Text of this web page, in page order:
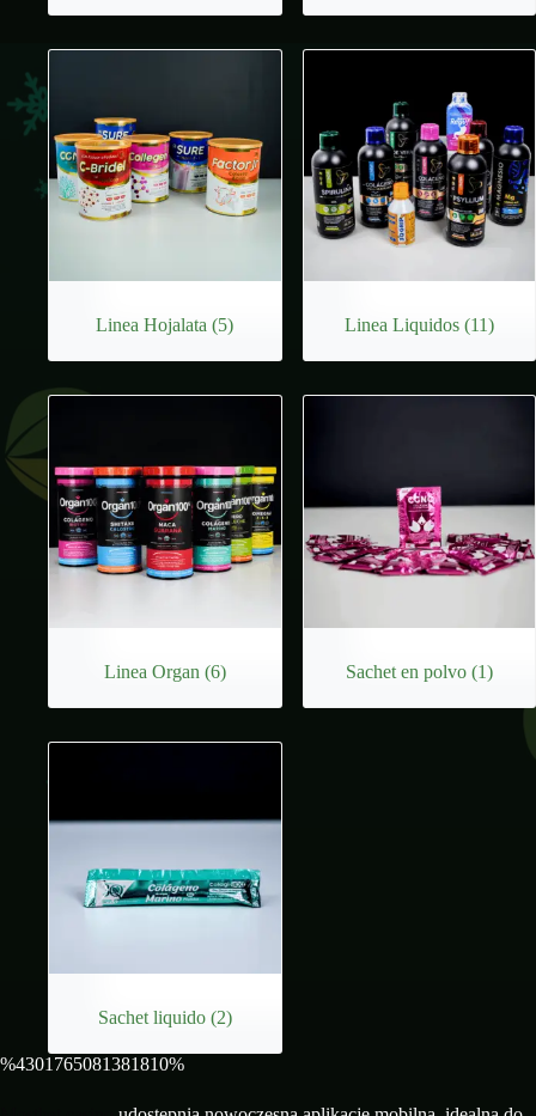
Linea Hojalata(5) Linea Liquidos (11)
Linea Organ (6) Sachet en polvo (1)
Sachet liquido (2)
%4301765081381810%